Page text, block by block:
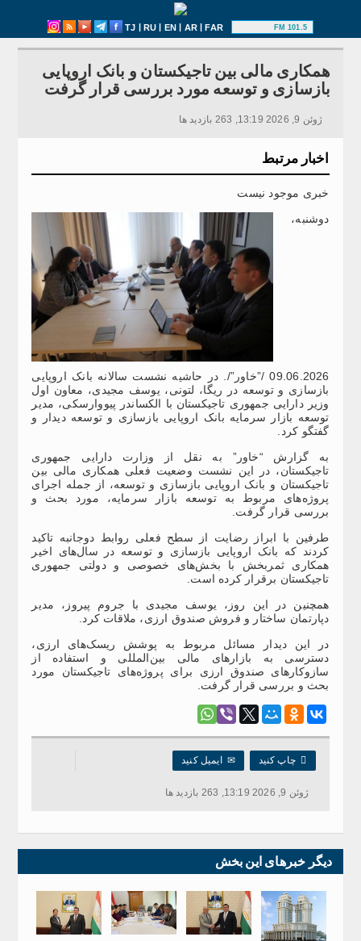
TJ | RU | EN | AR|FAR 101.5 FM
همکاری مالی بین تاجیکستان و بانک اروپایی
بازسازی و توسعه مورد بررسی قرار گرفت
ژوئن 9, 2026 13:19, 263 بازدید ها
اخبار مرتبط
خبری موجود نیست
دوشنبه،
09.06.2026 /”خاور”/. در حاشیه نشست سالانه بانک اروپایی
بازسازی و توسعه در ریگا، لتونی، یوسف مجیدی، معاون اول
وزیر دارایی جمهوری تاجیکستان با الکساندر پیووارسکی، مدیر
توسعه بازار سرمایه بانک اروپایی بازسازی و توسعه دیدار و
گفتگو کرد.
به گزارش “خاور” به نقل از وزارت دارایی جمهوری
تاجیکستان، در این نشست وضعیت فعلی همکاری مالی بین
تاجیکستان و بانک اروپایی بازسازی و توسعه، از جمله اجرای
پروژه‌های مربوط به توسعه بازار سرمایه، مورد بحث و
بررسی قرار گرفت.
طرفین با ابراز رضایت از سطح فعلی روابط دوجانبه تاکید
کردند که بانک اروپایی بازسازی و توسعه در سال‌های اخیر
همکاری ثمربخش با بخش‌های خصوصی و دولتی جمهوری
تاجیکستان برقرار کرده است.
همچنین در این روز، یوسف مجیدی با جروم پیروز، مدیر
دپارتمان ساختار و فروش صندوق ارزی، ملاقات کرد.
در این دیدار مسائل مربوط به پوشش ریسک‌های ارزی،
دسترسی به بازارهای مالی بین‌المللی و استفاده از
سازوکارهای صندوق ارزی برای پروژه‌های تاجیکستان مورد
بحث و بررسی قرار گرفت.
 چاپ کنید ✉ایمیل کنید
ژوئن 9, 2026 13:19, 263 بازدید ها
دیگر خبرهای این بخش